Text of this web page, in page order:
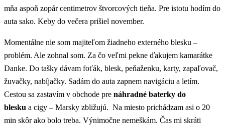
mňa aspoň zopár centimetrov štvorcových tieňa. Pre istotu hodím do
auta sako. Keby do večera prišiel november.
Momentálne nie som majiteľom žiadneho externého blesku –
problém. Ale zohnal som. Za čo veľmi pekne ďakujem kamarátke
Danke. Do tašky dávam foťák, blesk, peňaženku, karty, zapaľovač,
žuvačky, nabíjačky. Sadám do auta zapnem navigáciu a letím.
Cestou sa zastavím v obchode pre náhradné baterky do
blesku a cigy – Marsky zbližujú. Na miesto prichádzam asi o 20
min skôr ako bolo treba. Výnimočne nemeškám. Čas mi skráti